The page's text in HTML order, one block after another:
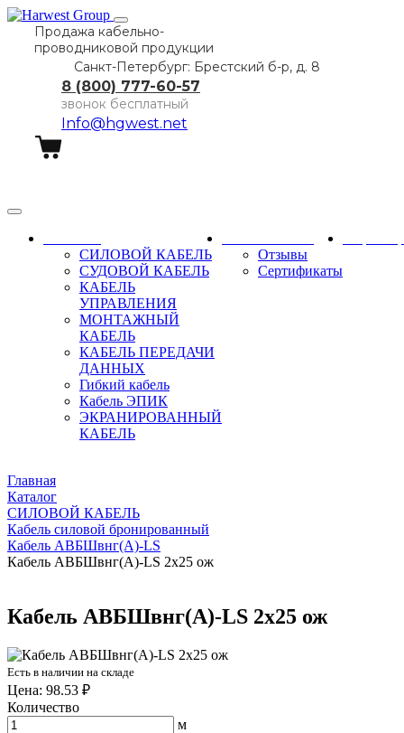
Продажа кабельно-
проводниковой продукции
Санкт-Петербург: Брестский б-р, д. 8
8 (800) 777-60-57
звонок бесплатный
Info@hgwest.net
СИЛОВОЙ КАБЕЛЬ
СУДОВОЙ КАБЕЛЬ
КАБЕЛЬ
УПРАВЛЕНИЯ
МОНТАЖНЫЙ
КАБЕЛЬ
КАБЕЛЬ ПЕРЕДАЧИ
ДАННЫХ
Гибкий кабель
Кабель ЭПИК
ЭКРАНИРОВАННЫЙ
КАБЕЛЬ
Отзывы
Сертификаты
Главная
Каталог
СИЛОВОЙ КАБЕЛЬ
Кабель силовой бронированный
Кабель АВБШвнг(А)-LS
Кабель АВБШвнг(А)-LS 2х25 ож
Кабель АВБШвнг(А)-LS 2х25 ож
Есть в наличии на складе
Цена: 98.53 ₽
Количество
м